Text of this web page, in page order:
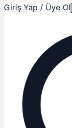
Giriş Yap / Üye Ol